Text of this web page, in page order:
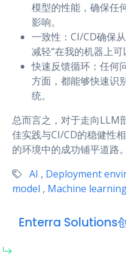
模型的性能，确保任
影响。
一致性：CI/CD确保
减轻“在我的机器上可
快速反馈循环：任何
方面，都能够快速识
统。
总而言之，对于走向LLM
佳实践与CI/CD的稳健性
的环境中的成功铺平道路。
AI , Deployment
model , Machine
Enterra Solutions